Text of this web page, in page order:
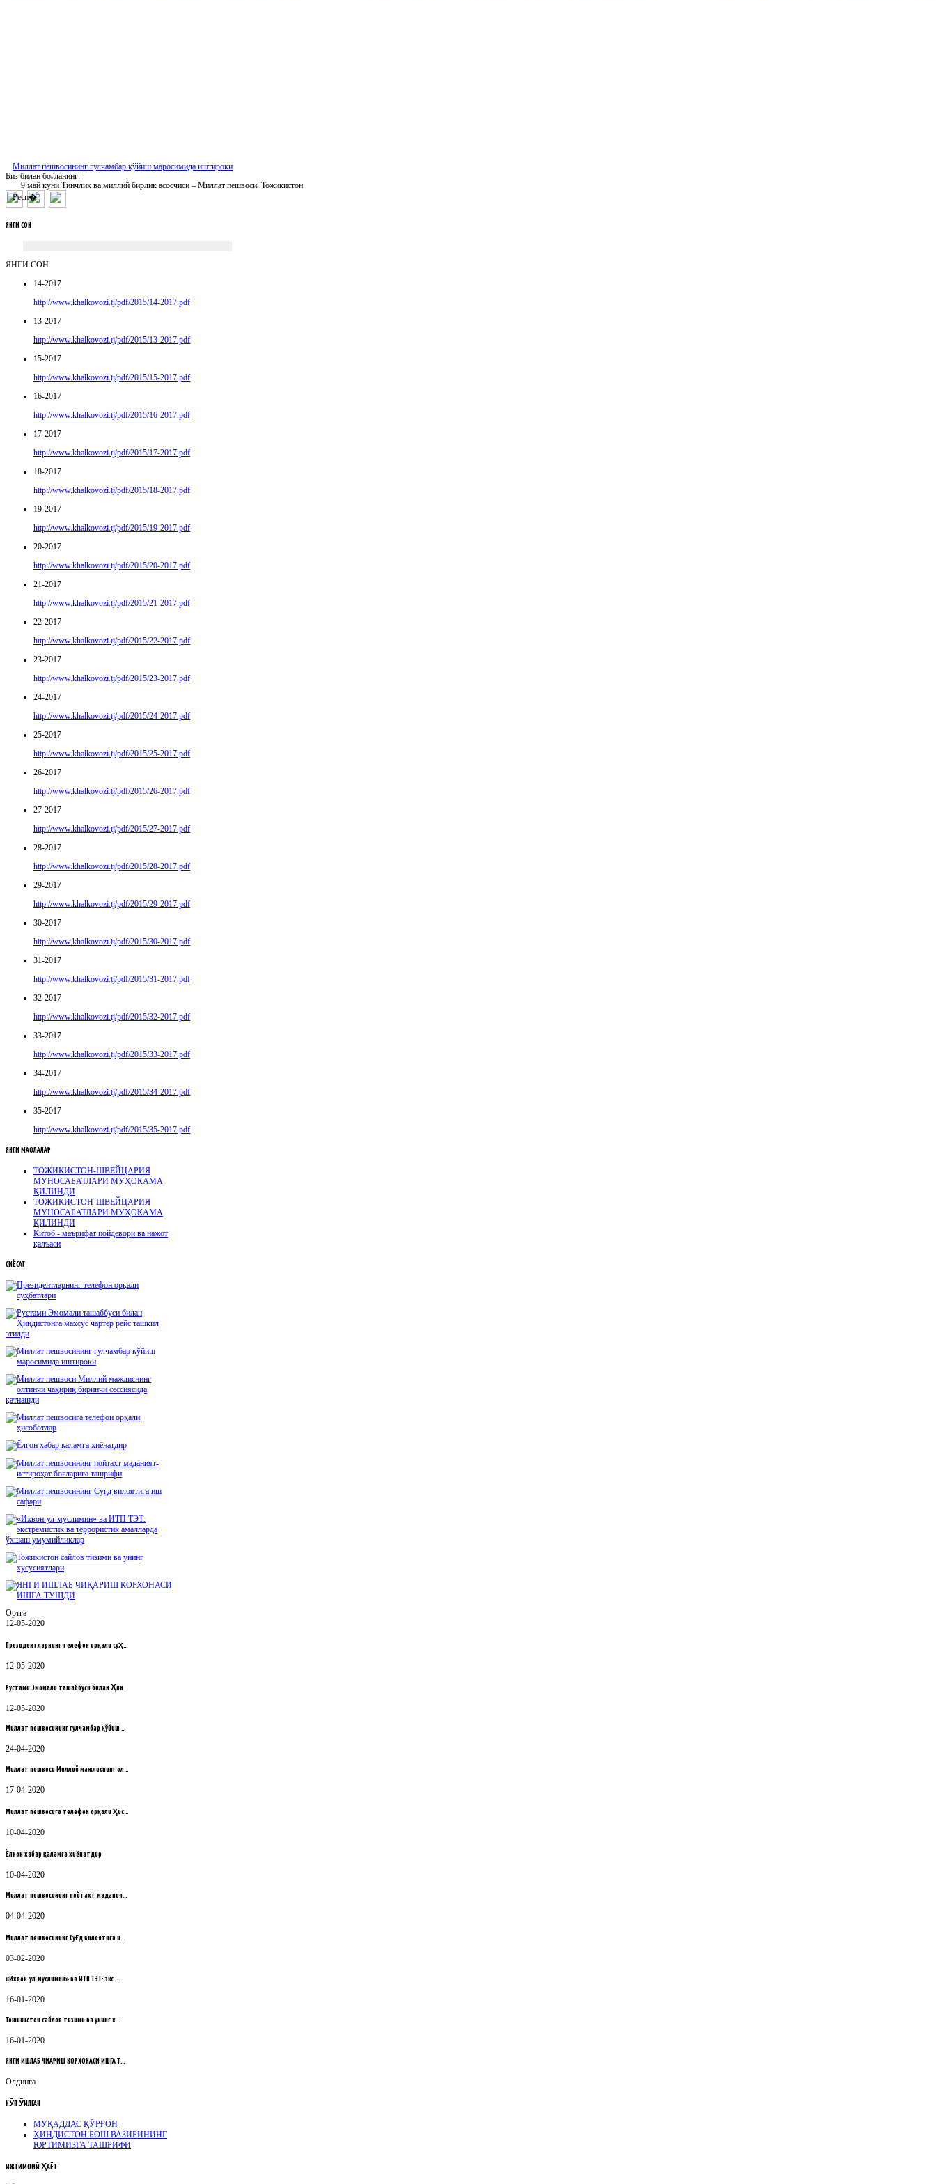
Миллат пешвосининг гулчамбар қўйиш маросимида иштироки
9 май куни Тинчлик ва миллий бирлик асосчиси – Миллат пешвоси, Тожикистон
Респ�
Биз билан боғланинг:
ЯНГИ СОН
ЯНГИ СОН
14-2017
http://www.khalkovozi.tj/pdf/2015/14-2017.pdf
13-2017
http://www.khalkovozi.tj/pdf/2015/13-2017.pdf
15-2017
http://www.khalkovozi.tj/pdf/2015/15-2017.pdf
16-2017
http://www.khalkovozi.tj/pdf/2015/16-2017.pdf
17-2017
http://www.khalkovozi.tj/pdf/2015/17-2017.pdf
18-2017
http://www.khalkovozi.tj/pdf/2015/18-2017.pdf
19-2017
http://www.khalkovozi.tj/pdf/2015/19-2017.pdf
20-2017
http://www.khalkovozi.tj/pdf/2015/20-2017.pdf
21-2017
http://www.khalkovozi.tj/pdf/2015/21-2017.pdf
22-2017
http://www.khalkovozi.tj/pdf/2015/22-2017.pdf
23-2017
http://www.khalkovozi.tj/pdf/2015/23-2017.pdf
24-2017
http://www.khalkovozi.tj/pdf/2015/24-2017.pdf
25-2017
http://www.khalkovozi.tj/pdf/2015/25-2017.pdf
26-2017
http://www.khalkovozi.tj/pdf/2015/26-2017.pdf
27-2017
http://www.khalkovozi.tj/pdf/2015/27-2017.pdf
28-2017
http://www.khalkovozi.tj/pdf/2015/28-2017.pdf
29-2017
http://www.khalkovozi.tj/pdf/2015/29-2017.pdf
30-2017
http://www.khalkovozi.tj/pdf/2015/30-2017.pdf
31-2017
http://www.khalkovozi.tj/pdf/2015/31-2017.pdf
32-2017
http://www.khalkovozi.tj/pdf/2015/32-2017.pdf
33-2017
http://www.khalkovozi.tj/pdf/2015/33-2017.pdf
34-2017
http://www.khalkovozi.tj/pdf/2015/34-2017.pdf
35-2017
http://www.khalkovozi.tj/pdf/2015/35-2017.pdf
ЯНГИ МАҚОЛАЛАР
ТОЖИКИСТОН-ШВЕЙЦАРИЯ
МУНОСАБАТЛАРИ МУҲОКАМА
ҚИЛИНДИ
ТОЖИКИСТОН-ШВЕЙЦАРИЯ
МУНОСАБАТЛАРИ МУҲОКАМА
ҚИЛИНДИ
Китоб - маърифат пойдевори ва нажот
қалъаси
СИЁСАТ
Ортга
12-05-2020
Президентларнинг телефон орқали суҳ…
12-05-2020
Рустами Эмомали ташаббуси билан Ҳин…
12-05-2020
Миллат пешвосининг гулчамбар қўйиш …
24-04-2020
Миллат пешвоси Миллий мажлиснинг ол…
17-04-2020
Миллат пешвосига телефон орқали ҳис…
10-04-2020
Ёлғон хабар қаламга хиёнатдир
10-04-2020
Миллат пешвосининг пойтахт мадания…
04-04-2020
Миллат пешвосининг Суғд вилоятига и…
03-02-2020
«Ихвон-ул-муслимин» ва ИТП ТЭТ: экс…
16-01-2020
Тожикистон сайлов тизими ва унинг х…
16-01-2020
ЯНГИ ИШЛАБ ЧИҚАРИШ КОРХОНАСИ ИШГА Т…
Олдинга
КӮП ӮҚИЛГАН
МУҚАДДАС ҚЎРҒОН
ҲИНДИСТОН БОШ ВАЗИРИНИНГ
ЮРТИМИЗГА ТАШРИФИ
ИЖТИМОИЙ ҲАЁТ